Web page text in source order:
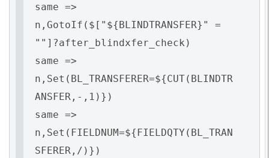
same =>
n,GotoIf($["${BLINDTRANSFER}" =
""]?after_blindxfer_check)
same =>
n,Set(BL_TRANSFERER=${CUT(BLINDTR
ANSFER,-,1)})
same =>
n,Set(FIELDNUM=${FIELDQTY(BL_TRAN
SFERER,/)})